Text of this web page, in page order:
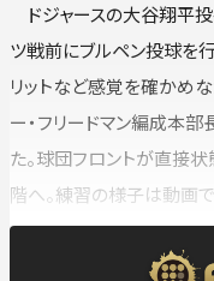
ドジャースの大谷翔平投
ツ戦前にブルペン投球を行
リットなど感覚を確かめ
ー・フリードマン編成本部
た。球団フロントが直接
階へ。練習の様子は動画